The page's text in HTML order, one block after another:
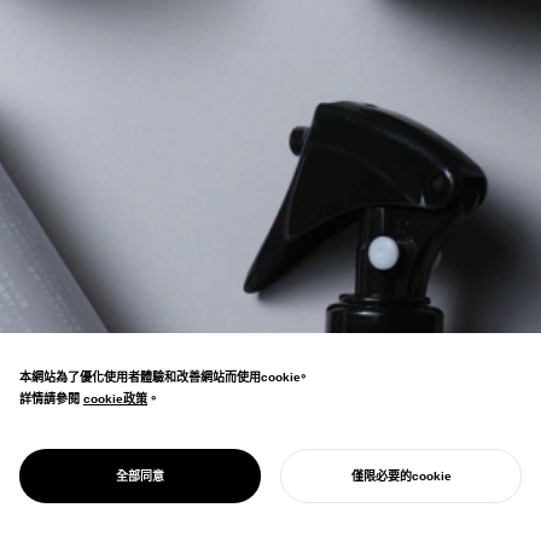
PROJECT
1/D 每日一次
重視日常小習慣的生活風格品牌。透過簡約美
麗的設計，提案能提升生活品質的生活習慣。
本網站為了優化使用者體驗和改善網站而使用cookie。
詳情請參閱 cookie政策
cookie政策 。
全部同意 僅限必要的cookie